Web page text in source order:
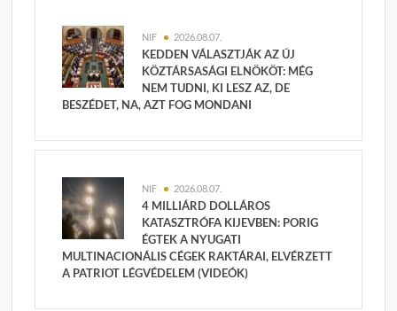
NIF 2026.08.07.
KEDDEN VÁLASZTJÁK AZ ÚJ
KÖZTÁRSASÁGI ELNÖKÖT: MÉG
NEM TUDNI, KI LESZ AZ, DE
BESZÉDET, NA, AZT FOG MONDANI
NIF 2026.08.07.
4 MILLIÁRD DOLLÁROS
KATASZTRÓFA KIJEVBEN: PORIG
ÉGTEK A NYUGATI
MULTINACIONÁLIS CÉGEK RAKTÁRAI, ELVÉRZETT
A PATRIOT LÉGVÉDELEM (VIDEÓK)